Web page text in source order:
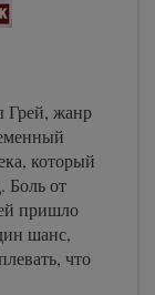
Грей, жанр
который
Боль от
пришло
шанс,
что